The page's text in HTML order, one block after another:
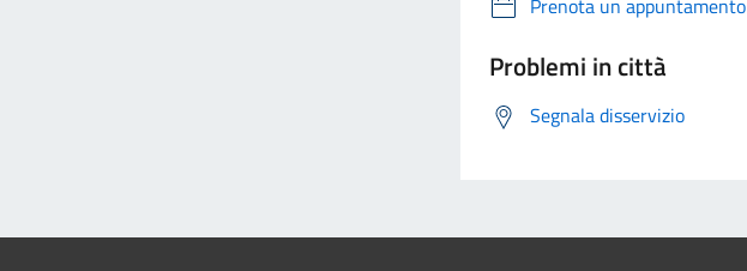
Problemi in città
Segnala disservizio